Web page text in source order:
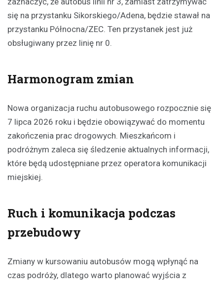
się na przystanku Sikorskiego/Adena, będzie stawał na
przystanku Północna/ZEC. Ten przystanek jest już
obsługiwany przez linię nr 0.
Harmonogram zmian
Nowa organizacja ruchu autobusowego rozpocznie się
7 lipca 2026 roku i będzie obowiązywać do momentu
zakończenia prac drogowych. Mieszkańcom i
podróżnym zaleca się śledzenie aktualnych informacji,
które będą udostępniane przez operatora komunikacji
miejskiej.
Ruch i komunikacja podczas
przebudowy
Zmiany w kursowaniu autobusów mogą wpłynąć na
czas podróży, dlatego warto planować wyjścia z